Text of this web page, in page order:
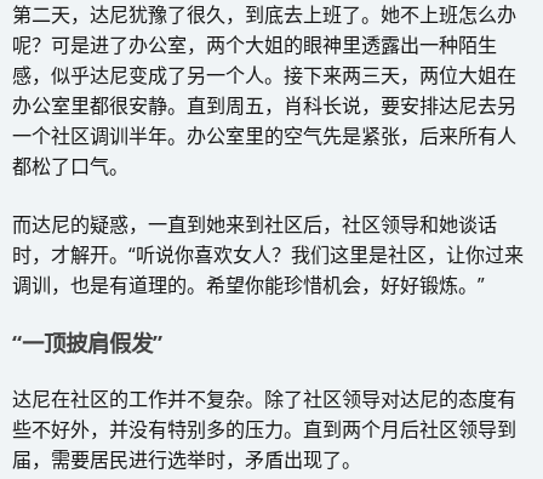
第二天，达尼犹豫了很久，到底去上班了。她不上班怎么办
呢？可是进了办公室，两个大姐的眼神里透露出一种陌生
感，似乎达尼变成了另一个人。接下来两三天，两位大姐在
办公室里都很安静。直到周五，肖科长说，要安排达尼去另
一个社区调训半年。办公室里的空气先是紧张，后来所有人
都松了口气。
而达尼的疑惑，一直到她来到社区后，社区领导和她谈话
时，才解开。“听说你喜欢女人？我们这里是社区，让你过来
调训，也是有道理的。希望你能珍惜机会，好好锻炼。”
“一顶披肩假发”
达尼在社区的工作并不复杂。除了社区领导对达尼的态度有
些不好外，并没有特别多的压力。直到两个月后社区领导到
届，需要居民进行选举时，矛盾出现了。